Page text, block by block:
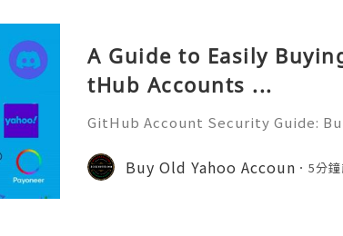
A Guide to Easily
tHub Accounts ...
GitHub Account Security Guide:
d's leading platforms for
ration. Millions of develo
Buy Old Yahoo Accoun 5分